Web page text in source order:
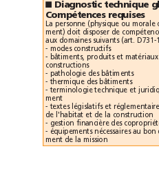
Diagnostic technique
Compétences requises
La personne (physique ou morale
ment)
doit disposer de
aux
domaines suivants
-
modes
constructifs
-
bâtiments, produits et matériaux
constructions
-
pathologie des
bâtiments
-
thermique des
bâtiments
-
terminologie technique et
ment
-
textes législatifs et
de
l'habitat et de la
construction
-
gestion financière des
-
équipements nécessaires au bon
ment
de la mission